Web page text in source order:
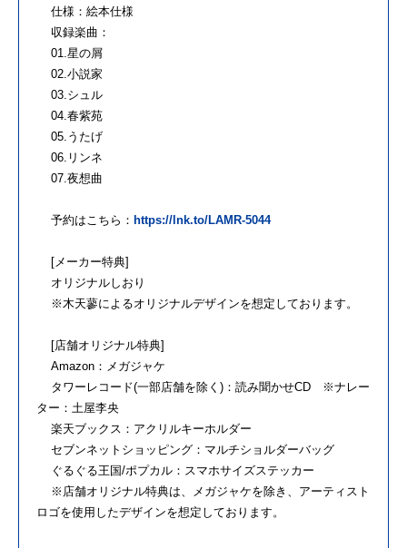
仕様：絵本仕様
収録楽曲：
01.星の屑
02.小説家
03.シュル
04.春紫苑
05.うたげ
06.リンネ
07.夜想曲
予約はこちら： https://lnk.to/LAMR-5044
[メーカー特典]
オリジナルしおり
※木天蓼によるオリジナルデザインを想定しております。
[店舗オリジナル特典]
Amazon：メガジャケ
タワーレコード(一部店舗を除く)：読み聞かせCD ※ナレー
ター：土屋李央
楽天ブックス：アクリルキーホルダー
セブンネットショッピング：マルチショルダーバッグ
ぐるぐる王国/ポプカル：スマホサイズステッカー
※店舗オリジナル特典は、メガジャケを除き、アーティスト
ロゴを使用したデザインを想定しております。